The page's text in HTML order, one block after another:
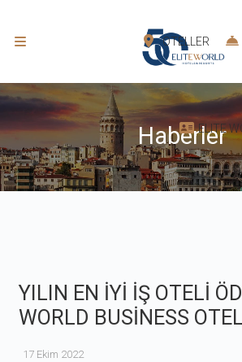
OTELLER
ELITE
Haberler
YILIN EN İYİ İŞ OTELİ
WORLD BUSİNESS
17 Ekim 2022